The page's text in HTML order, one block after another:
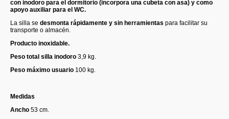
con inodoro para el dormitorio (incorpora una cubeta con asa) y como
apoyo auxiliar para el WC.
La silla se desmonta rápidamente y sin herramientas para facilitar su
transporte o almacén.
Producto inoxidable.
Peso total silla inodoro 3,9 kg.
Peso máximo usuario 100 kg.
Medidas
Ancho 53 cm.